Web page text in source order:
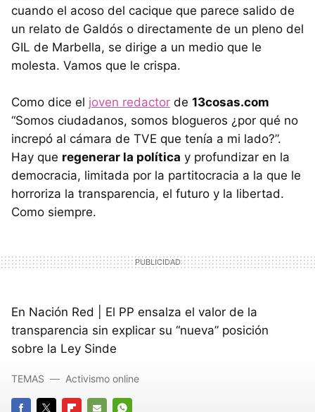
cuando el acoso del cacique que parece salido de
un relato de Galdós o directamente de un pleno del
GIL de Marbella, se dirige a un medio que le
molesta. Vamos que le crispa.
Como dice el joven redactor de 13cosas.com
“Somos ciudadanos, somos blogueros ¿por qué no
increpó al cámara de TVE que tenía a mi lado?”.
Hay que regenerar la política y profundizar en la
democracia, limitada por la partitocracia a la que le
horroriza la transparencia, el futuro y la libertad.
Como siempre.
En Nación Red | El PP ensalza el valor de la
transparencia sin explicar su “nueva” posición
sobre la Ley Sinde
TEMAS Activismo online